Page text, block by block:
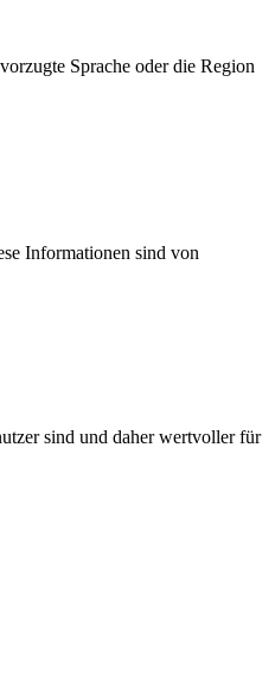
Sprache oder die Region
Informationen sind von
sind und daher wertvoller für